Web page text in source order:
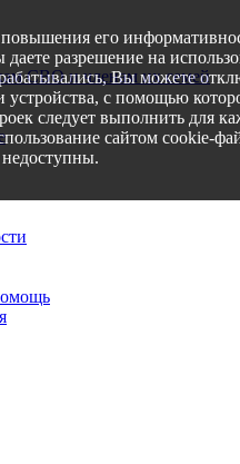
СВО и членам их семей
его
разрешение на
Вы можете
устройства, с помощью
следует выполнить для
сайтом cookie-